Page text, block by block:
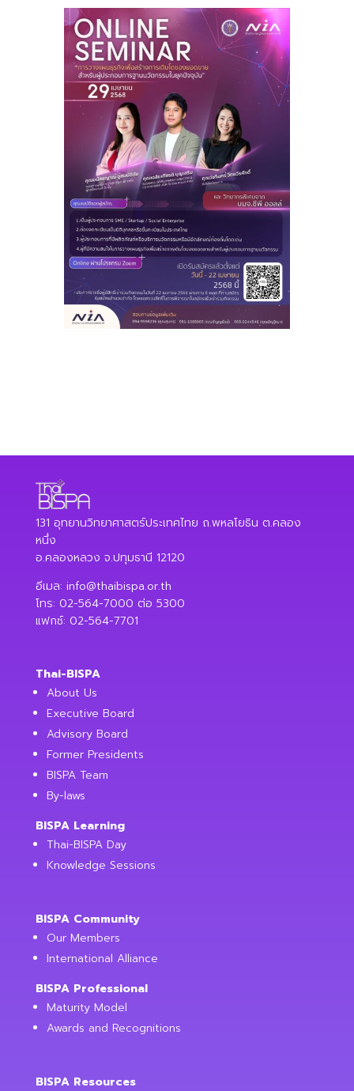
131 อุทยานวิทยาศาสตร์ประเทศไทย ถ.พหลโยธิน ต.คลอง
หนึ่ง
อ.คลองหลวง จ.ปทุมธานี 12120
อีเมล: info@thaibispa.or.th
โทร: 02-564-7000 ต่อ 5300
แฟกซ์: 02-564-7701
Thai-BISPA
About Us
Executive Board
Advisory Board
Former Presidents
BISPA Team
By-laws
BISPA Learning
Thai-BISPA Day
Knowledge Sessions
BISPA Community
Our Members
International Alliance
BISPA Professional
Maturity Model
Awards and Recognitions
BISPA Resources